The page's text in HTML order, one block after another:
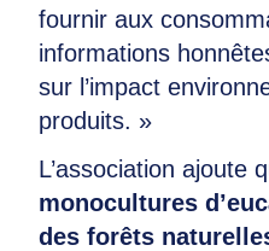
fournir aux
informations
sur l’impact
produits. »
L’association ajoute
monocultures
des forêts